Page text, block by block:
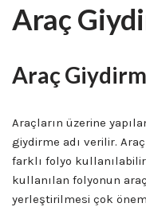
Araç
Araç
Araçların üzerine
giydirme adı verilir.
farklı folyo
kullanılan folyonun
yerleştirilmesi çok